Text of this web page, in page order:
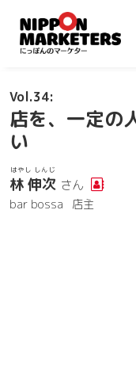
34
店を、一定の
い
林 伸次
はやし しんじ
さん
bar bossa 店主